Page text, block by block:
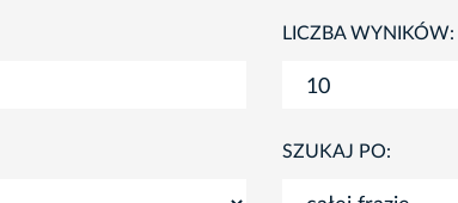
LICZBA WYNIKÓW:
SZUKAJ PO: